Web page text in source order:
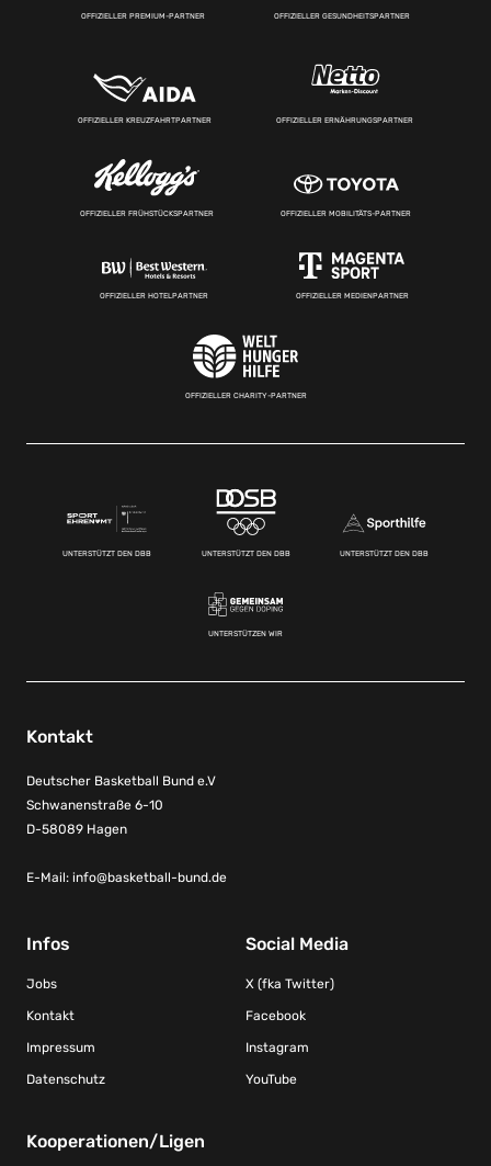
OFFIZIELLER PREMIUM-PARTNER OFFIZIELLER GESUNDHEITSPARTNER
OFFIZIELLER KREUZFAHRTPARTNER OFFIZIELLER ERNÄHRUNGSPARTNER
OFFIZIELLER FRÜHSTÜCKSPARTNER OFFIZIELLER MOBILITÄTS-PARTNER
OFFIZIELLER HOTELPARTNER OFFIZIELLER MEDIENPARTNER
OFFIZIELLER CHARITY-PARTNER
UNTERSTÜTZT DEN DBB UNTERSTÜTZT DEN DBB UNTERSTÜTZT DEN DBB
UNTERSTÜTZEN WIR
Kontakt
Deutscher Basketball Bund e.V
Schwanenstraße 6-10
D-58089 Hagen
E-Mail: info@basketball-bund.de
Infos
Jobs
Kontakt
Impressum
Datenschutz
Social Media
X (fka Twitter)
Facebook
Instagram
YouTube
Kooperationen/Ligen